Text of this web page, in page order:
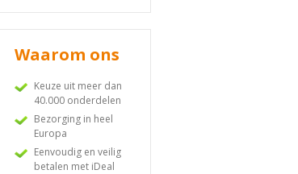
Waarom ons
Keuze uit meer dan
40.000 onderdelen
Bezorging in heel
Europa
Eenvoudig en veilig
betalen met iDeal